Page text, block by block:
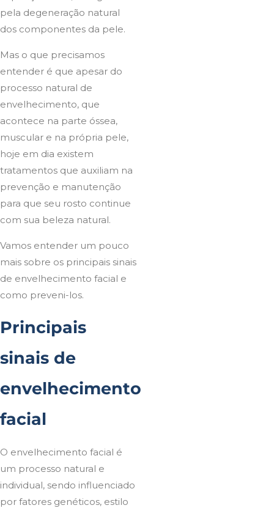
pela degeneração natural
dos componentes da pele.
Mas o que precisamos
entender é que apesar do
processo natural de
envelhecimento, que
acontece na parte óssea,
muscular e na própria pele,
hoje em dia existem
tratamentos que auxiliam na
prevenção e manutenção
para que seu rosto continue
com sua beleza natural.
Vamos entender um pouco
mais sobre os principais sinais
de envelhecimento facial e
como preveni-los.
Principais
sinais de
envelhecimento
facial
O envelhecimento facial é
um processo natural e
individual, sendo influenciado
por fatores genéticos, estilo